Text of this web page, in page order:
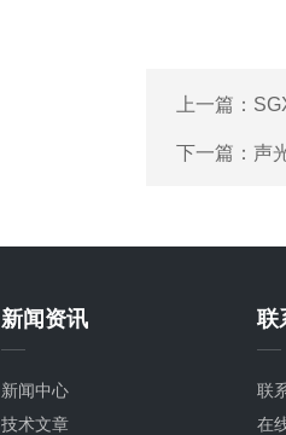
上一篇：
下一篇： 声
新闻资讯
新闻中心
技术文章
联
联
在